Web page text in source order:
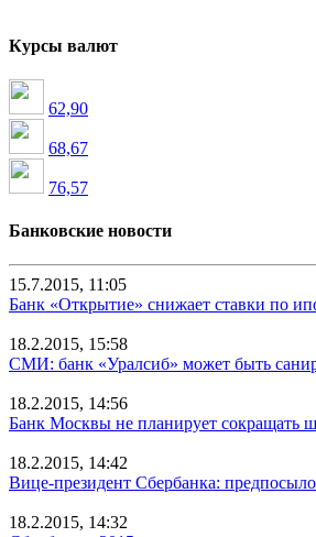
Курсы валют
62,90
68,67
76,57
Банковские новости
15.7.2015, 11:05
Банк «Открытие» снижает ставки по
18.2.2015, 15:58
СМИ: банк «Уралсиб» может быть
18.2.2015, 14:56
Банк Москвы не планирует сокращать
18.2.2015, 14:42
Вице-президент Сбербанка:
18.2.2015, 14:32